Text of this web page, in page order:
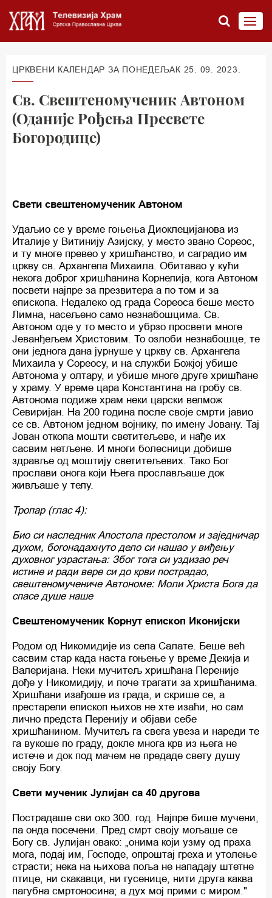
ЦРКВЕНИ КАЛЕНДАР ЗА ПОНЕДЕЉАК 25. 09. 2023.
Св. Свештеномученик Автоном
(Оданије Рођења Пресвете
Богородице)
Свети свештеномученик Автоном
Удаљио се у време гоњења Диоклецијанова из
Италије у Витинију Азијску, у место звано Сореос,
и ту многе превео у хришћанство, и саградио им
цркву св. Архангела Михаила. Обитавао у кући
некога доброг хришћанина Корнелија, кога Автоном
посвети најпре за презвитера а по том и за
епископа. Недалеко од града Сореоса беше место
Лимна, насељено само незнабошцима. Св.
Автоном оде у то место и убрзо просвети многе
Јеванђељем Христовим. То озлоби незнабошце, те
они једнога дана јурнуше у цркву св. Архангела
Михаила у Сореосу, и на служби Божјој убише
Автонома у олтару, и убише многе друге хришћане
у храму. У време цара Константина на гробу св.
Автонома подиже храм неки царски велмож
Севиријан. На 200 година после своје смрти јавио
се св. Автоном једном војнику, по имену Јовану. Тај
Јован откопа мошти светитељеве, и нађе их
сасвим нетљене. И многи болесници добише
здравље од моштију светитељевих. Тако Бог
прослави онога који Њега прослављаше док
живљаше у телу.
Тропар (глас 4):
Био си наследник Апостола престолом и заједничар
духом, богонадахнуто дело си нашао у виђењу
духовног узрастања: Због тога си уздизао реч
истине и ради вере си до крви пострадао,
свештеномучениче Автономе: Моли Христа Бога да
спасе душе наше
Свештеномученик Корнут епископ Иконијски
Родом од Никомидије из села Салате. Беше већ
сасвим стар када наста гоњење у време Декија и
Валеријана. Неки мучитељ хришћана Переније
дође у Никомидију, и поче трагати за хришћанима.
Хришћани изађоше из града, и скрише се, а
престарели епископ њихов не хте изаћи, но сам
лично предста Перенију и објави себе
хришћанином. Мучитељ га свега увеза и нареди те
га вукоше по граду, докле многа крв из њега не
истече и док под мачем не предаде свету душу
своју Богу.
Свети мученик Јулијан са 40 другова
Пострадаше сви око 300. год. Најпре бише мучени,
па онда посечени. Пред смрт своју мољаше се
Богу св. Јулијан овако: „онима који узму од праха
мога, подај им, Господе, опроштај греха и утолење
страсти; нека на њихова поља не нападају штетне
птице, ни скакавци, ни гусенице, нити друга каква
пагубна смртоносина; а дух мој прими с миром."